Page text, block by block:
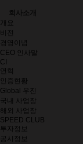
회사소개
개요
비전
경영이념
CEO 인사말
CI
연혁
인증현황
Global 우진
국내 사업장
해외 사업장
SPEED CLUB
투자정보
공시정보